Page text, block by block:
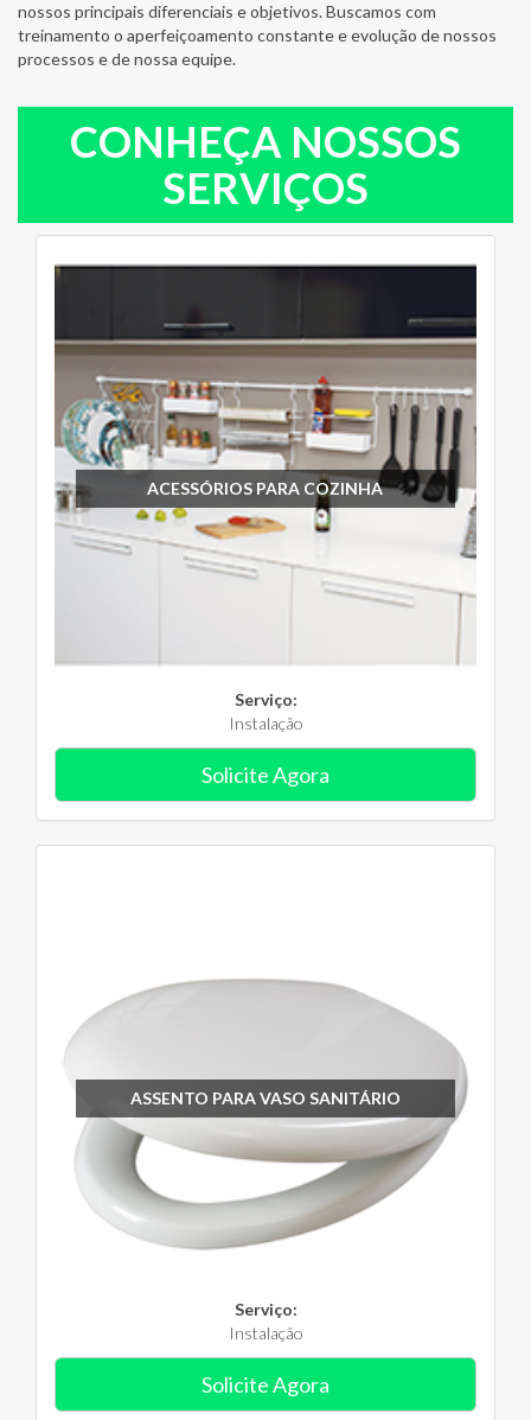
nossos principais diferenciais e objetivos. Buscamos com
treinamento o aperfeiçoamento constante e evolução de nossos
processos e de nossa equipe.
CONHEÇA NOSSOS
SERVIÇOS
ACESSÓRIOS PARA COZINHA
Serviço:
Instalação
Solicite Agora
ASSENTO PARA VASO SANITÁRIO
Serviço:
Instalação
Solicite Agora